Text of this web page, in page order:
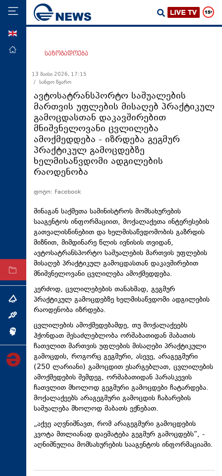
მთავარი
ეკონომიკა
მსოფლიო
ჯანდაცვა
საზოგადოება
სამართალი
თავდაცვა
სპორტი
ტექნოლოგიები
არქივი
თემა
ინქვიზიცია
საზოგადოება
13 მაისი 2026, 17:15
/ სანდო წყარო
ავტოსატრანსპორტო საშუალების
მართვის უფლების მისაღებ პრაქტიკულ
გამოცდასთან დაკავშირებით
მნიშვნელოვანი ცვლილება
ამოქმედდება - იზრდება გეგმურ
პრაქტიკულ გამოცდებზე
ხელმისაწვდომი ადგილების
რაოდენობა
ფოტო: Facebook
შინაგან საქმეთა სამინისტროს მომსახურების
სააგენტოს ინფორმაციით, მოქალაქეთა ინტერესების
გათვალისწინებით და ხელმისაწვდომობის გაზრდის
მიზნით, მიმდინარე წლის ივნისის თვიდან,
ავტოსატრანსპორტო საშუალების მართვის უფლების
მისაღებ პრაქტიკულ გამოცდასთან დაკავშირებით
მნიშვნელოვანი ცვლილება ამოქმედდება.
კერძოდ, ცვლილებების თანახმად, გეგმურ
პრაქტიკულ გამოცდებზე ხელმისაწვდომი ადგილების
რაოდენობა იზრდება.
ცვლილების ამოქმედებამდე, თუ მოქალაქეებს
ჰქონდათ შესაძლებლობა ორშაბათიდან შაბათის
ჩათვლით მართვის უფლების მისაღები პრაქტიკული
გამოცდის, როგორც გეგმური, ასევე, არაგეგმური
(250 ლარიანი) გამოცდით ესარგებლათ, ცვლილების
ამოქმედების შემდეგ, ორშაბათიდან პარასკევის
ჩათვლით მხოლოდ გეგმური გამოცდები ჩატარდება.
მოქალაქეებს არაგეგმური გამოცდის ჩაბარების
საშუალება მხოლოდ შაბათს ექნებათ.
„აქვე აღვნიშნავთ, რომ არაგეგმური გამოცდების
კვოტა მთლიანად დაემატება გეგმურ გამოცდებს“, -
აღნიშნულია მომსახურების სააგენტოს ინფორმაციაში.